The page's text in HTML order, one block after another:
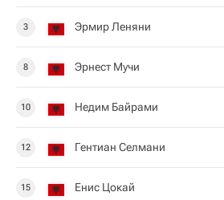
3 Эрмир Леняни
8 Эрнест Мучи
10 Недим Байрами
12 Гентиан Селмани
15 Енис Цокай